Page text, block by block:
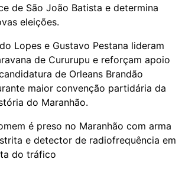
de São João Batista e determina
eleições.
Lopes e Gustavo Pestana lideram
de Cururupu e reforçam apoio
de Orleans Brandão
maior convenção partidária da
do Maranhão.
é preso no Maranhão com arma
e detector de radiofrequência em
do tráfico